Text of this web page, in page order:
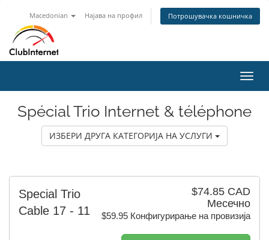
Macedonian Најава на профил Потрошувачка кошничка
ја
Spécial Trio Internet & téléphone
ИЗБЕРИ ДРУГА КАТЕГОРИЈА НА УСЛУГИ
$74.85 CAD
Месечно
$59.95 Конфигурирање на провизија
Special Trio
Cable 17 - 11